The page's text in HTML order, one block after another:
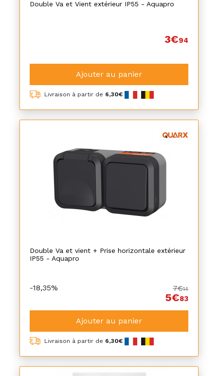
Double Va et Vient extérieur IP55 - Aquapro
3€94
Ajouter au panier
Livraison à partir de 6,30€
Double Va et vient + Prise horizontale extérieur
IP55 - Aquapro
-18,35% 7€14
5€83
Ajouter au panier
Livraison à partir de 6,30€